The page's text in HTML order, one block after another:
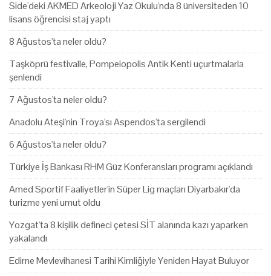
Side'deki AKMED Arkeoloji Yaz Okulu'nda 8 üniversiteden 10
lisans öğrencisi staj yaptı
8 Ağustos'ta neler oldu?
Taşköprü festivalle, Pompeiopolis Antik Kenti uçurtmalarla
şenlendi
7 Ağustos'ta neler oldu?
Anadolu Ateşi'nin Troya'sı Aspendos'ta sergilendi
6 Ağustos'ta neler oldu?
Türkiye İş Bankası RHM Güz Konferansları programı açıklandı
Amed Sportif Faaliyetler'in Süper Lig maçları Diyarbakır'da
turizme yeni umut oldu
Yozgat'ta 8 kişilik defineci çetesi SİT alanında kazı yaparken
yakalandı
Edirne Mevlevihanesi Tarihi Kimliğiyle Yeniden Hayat Buluyor